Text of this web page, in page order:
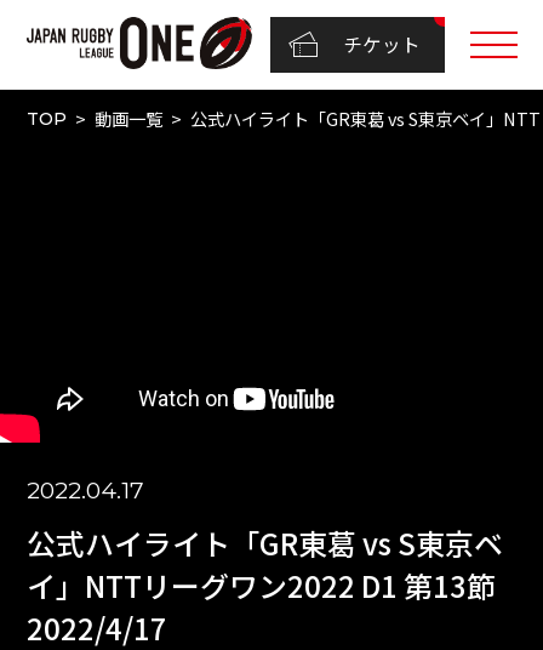
チケット
TOP 動画一覧 公式ハイライト「GR東葛 vs S東京ベイ」
2022.04.17
公式ハイライト「GR東葛 vs S東京ベ
イ」NTTリーグワン2022 D1 第13節
2022/4/17